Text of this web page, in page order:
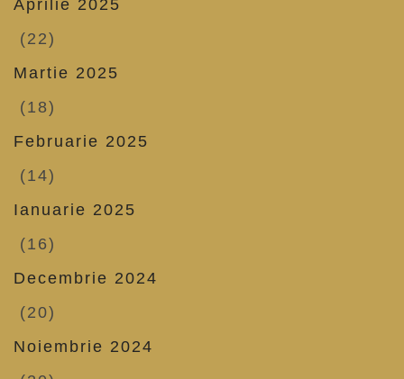
Aprilie 2025
(22)
Martie 2025
(18)
Februarie 2025
(14)
Ianuarie 2025
(16)
Decembrie 2024
(20)
Noiembrie 2024